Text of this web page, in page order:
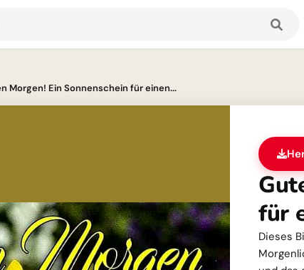
Morgen! Ein Sonnenschein für einen...
für
Dieses